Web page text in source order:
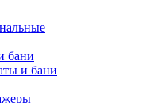
бани
и бани